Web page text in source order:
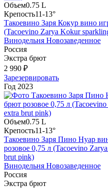
Объем0.75 L
Крепость11-13°
Такоевино Заря Кокур вино
(Tacoevino Zarya Kokur
Винодельня Новозаведенное
Россия
Экстра брют
2 990 ₽
Зарезервировать
Год 2023
Объем0.75 L
Крепость11-13°
Такоевино Заря Пино Нуар
розовое 0,75 л (Tacoevino
brut pink)
Винодельня Новозаведенное
Россия
Экстра брют